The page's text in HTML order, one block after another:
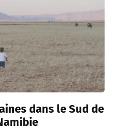
dans le Sud de